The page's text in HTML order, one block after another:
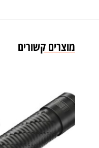
מוצרים קשורים